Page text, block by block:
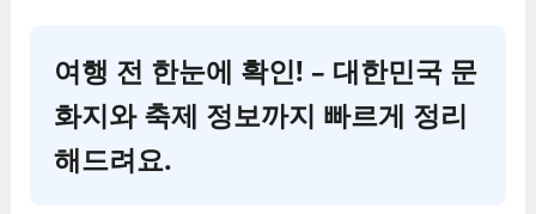
여행 전 한눈에 확인! – 대한민국 문
화지와 축제 정보까지 빠르게 정리
해드려요.